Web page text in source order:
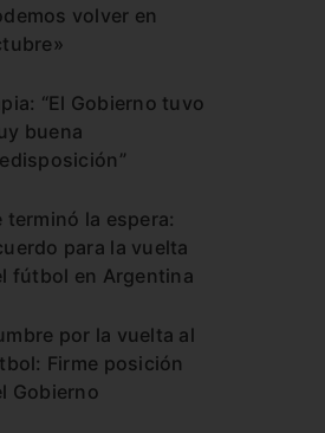
volver en
“El Gobierno tuvo
buena
terminó la espera:
para la vuelta
fútbol en Argentina
por la vuelta al
Firme posición
Gobierno